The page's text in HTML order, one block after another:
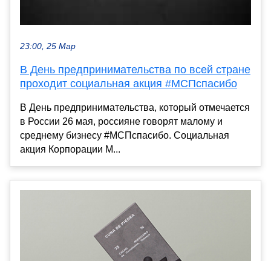
23:00, 25 Мар
В День предпринимательства по всей стране
проходит социальная акция #МСПспасибо
В День предпринимательства, который отмечается
в России 26 мая, россияне говорят малому и
среднему бизнесу #МСПспасибо. Социальная
акция Корпорации М...